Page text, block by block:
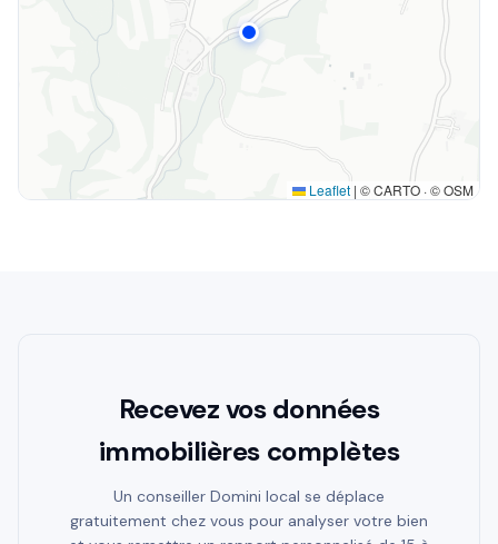
Leaflet | © CARTO · © OSM
Recevez vos données
immobilières complètes
Un conseiller Domini local se déplace
gratuitement chez vous pour analyser votre bien